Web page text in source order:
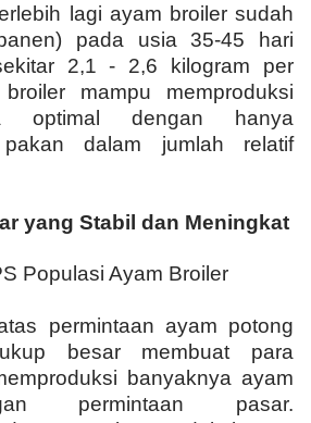
lagi ayam broiler sudah
pada usia 35-45 hari
2,1 - 2,6 kilogram per
mampu memproduksi
optimal dengan hanya
pakan dalam jumlah relatif
yang Stabil dan Meningkat
permintaan ayam potong
besar membuat para
banyaknya ayam
permintaan pasar.